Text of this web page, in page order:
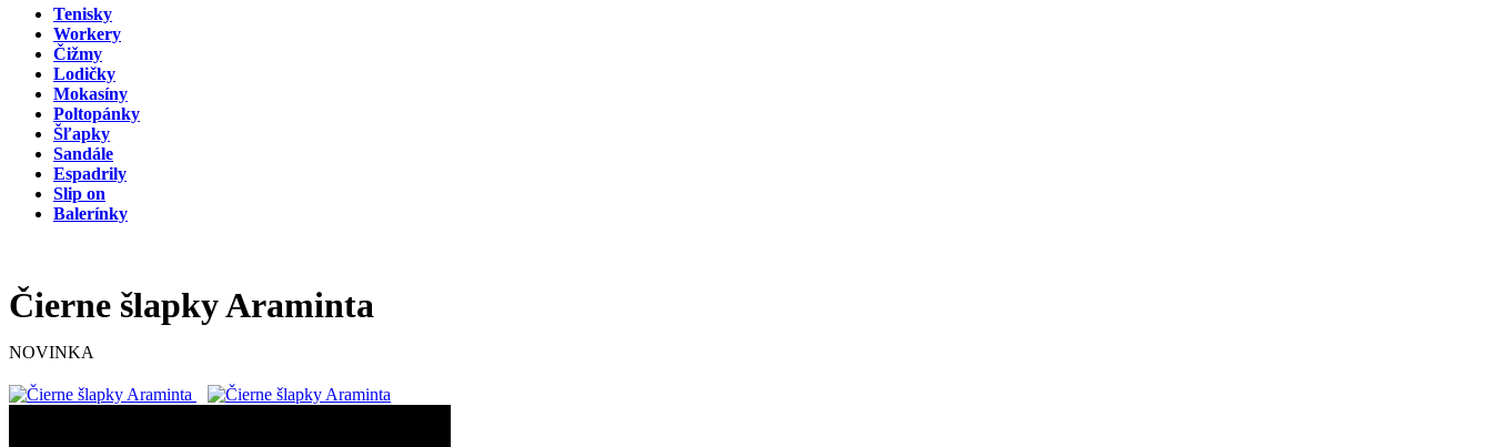
Tenisky
Workery
Čižmy
Lodičky
Mokasíny
Poltopánky
Šľapky
Sandále
Espadrily
Slip on
Balerínky
Čierne šlapky Araminta
NOVINKA